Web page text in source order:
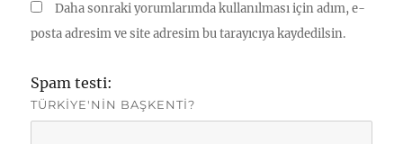
Daha sonraki yorumlarımda kullanılması için adım, e-
posta adresim ve site adresim bu tarayıcıya kaydedilsin.
Spam testi:
TÜRKIYE'NIN BAŞKENTI?